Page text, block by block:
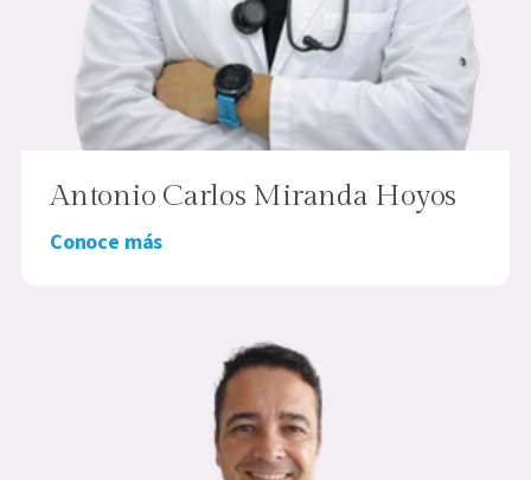
Antonio Carlos Miranda Hoyos
Conoce más